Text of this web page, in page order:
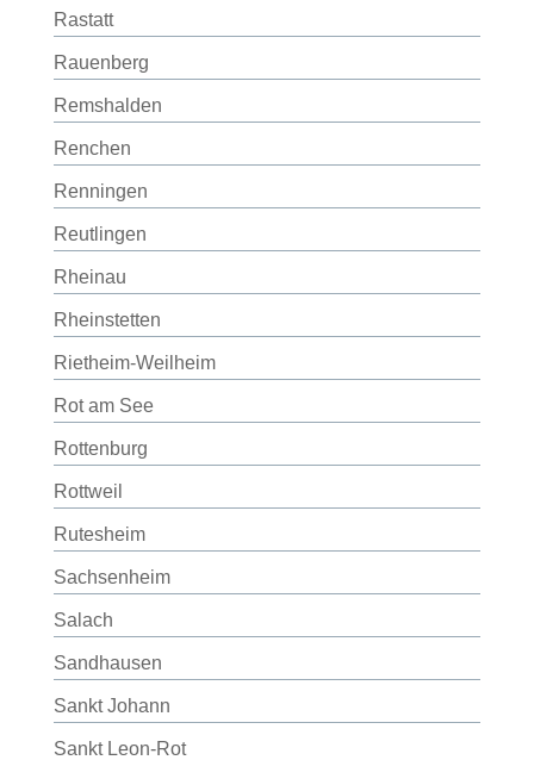
Rastatt
Rauenberg
Remshalden
Renchen
Renningen
Reutlingen
Rheinau
Rheinstetten
Rietheim-Weilheim
Rot am See
Rottenburg
Rottweil
Rutesheim
Sachsenheim
Salach
Sandhausen
Sankt Johann
Sankt Leon-Rot